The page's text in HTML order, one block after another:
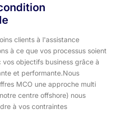
clients à l'assistance
à ce que vos processus soient
vos objectifs business grâce à
et performante.​ Nous
MCO une approche multi
centre offshore) nous
à vos contraintes